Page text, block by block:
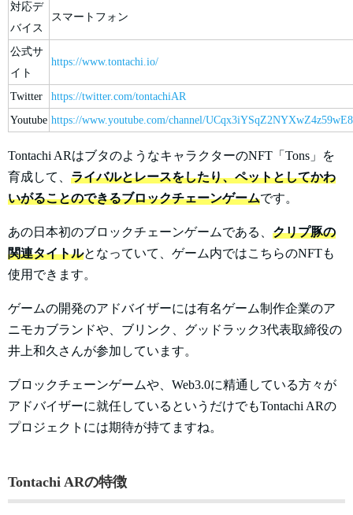
対応デ
バイス
スマートフォン
公式サ
イト
https://www.tontachi.io/
Twitter
https://twitter.com/tontachiAR
Youtube https://www.youtube.com/channel/
Tontachi ARはブタのようなキャラクターのNFT「Tons」を
育成して、 ライバルとレースをしたり、ペットとしてかわ
いがることのできるブロックチェーンゲームです。
あの日本初のブロックチェーンゲームである、 クリプ豚の
関連タイトルとなっていて、ゲーム内ではこちらのNFTも
使用できます。
ゲームの開発のアドバイザーには有名ゲーム制作企業のア
ニモカブランドや、ブリンク、グッドラック3代表取締役の
井上和久さんが参加しています。
ブロックチェーンゲームや、Web3.0に精通している方々が
アドバイザーに就任しているというだけでもTontachi ARの
プロジェクトには期待が持てますね。
Tontachi ARの特徴